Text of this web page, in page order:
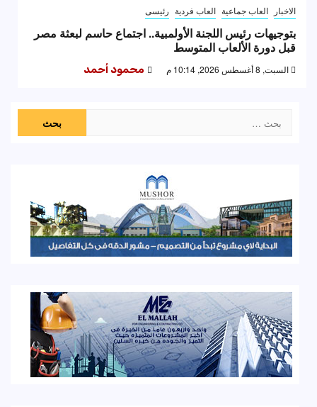
الاخبار العاب جماعية العاب فردية رئيسى
بتوجيهات رئيس اللجنة الأولمبية.. اجتماع حاسم لبعثة مصر
قبل دورة الألعاب المتوسط
السبت, 8 أغسطس 2026, 10:14 م محمود أحمد
عن: